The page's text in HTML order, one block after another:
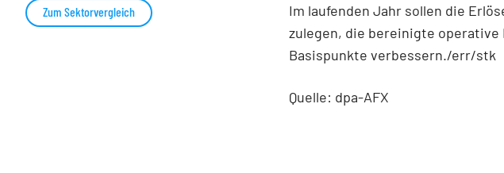
Im laufenden Jahr sollen die
zulegen, die bereinigte operative
Basispunkte verbessern./err/stk
Quelle: dpa-AFX
Zum Sektorvergleich